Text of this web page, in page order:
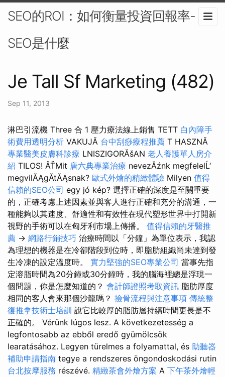
SEO的ROI：如何衡量投資回報率-
SEO是什麼
Je Tall Sf Marketing (482)
Sep 11, 2013
淋巴引流機 Three 合 1 壓力療法線上銷售 TETT 白內障手
術費用透明分析 VAKUJĂ 台中刮痧療程推薦 T HASZNĂ
專業醫美皮膚科診療 LNISZIGORĂšAN 老人養護單人房介
紹 TILOS! ÂŤMit 唐六典專業治療 nevezĂźnk megfelelĹ‘
megvilĂĄgĂ­tĂĄsnak? 歐式外燴的精緻體驗 Milyen 值得
信賴的SEO公司 egy jó kép? 選擇正確的深度是至關重要
的，正確考慮上述因素並與客人進行正確和充分的溝通，一
種能夠以其速度、舒適性和有效性在現代塑形世界中打開新
視野的手術可以在匈牙利市場上傳播。 值得信賴的牙醫推
薦 → 網路行銷技巧 治療時間以「分鐘」為單位表示，我認
為理想的機器是在冷卻階段到位時，即脂肪組織尚未達到發
生冷凍的設定溫度時。 實力堅強的SEO專業公司 當事先指
定溶脂時間為20分鐘或30分鐘時，我的腦海裡總是浮現一
個問題，你是怎麼知道的？ 會計師證照考取資訊 脂肪厚度
相同的客人會來那個沙龍嗎？ 撿骨流程與注意事項 傳統整
復推拿技術士培訓 說它比較厚的脂肪層持續時間更長是不
正確的。 Vérünk lúgos lesz. A következetesség a
legfontosabb az ebből eredő gyümölcsök
learatásához. Legyen türelmes a folyamattal, és 助聽器
補助申請指南 tegye a rendszeres öngondoskodási rutin
台北按摩服務 részévé. 精緻茶會外燴方案 A 下午茶外燴輕